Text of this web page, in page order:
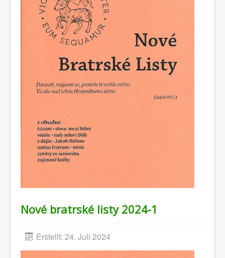
Hauptseite
Geschichte
Kalender
Kontakte
Links
Nové bratrské listy 2024-1
Erstellt: 24. Juli 2024